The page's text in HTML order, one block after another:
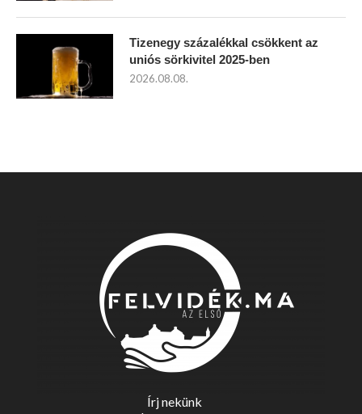
Tizenegy százalékkal csökkent az
uniós sörkivitel 2025-ben
2026.08.08.
Írj nekünk